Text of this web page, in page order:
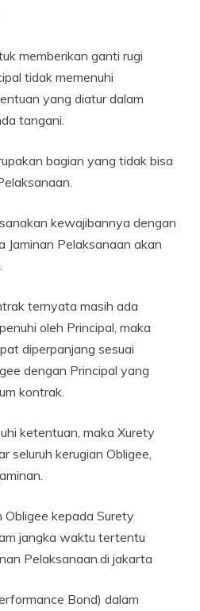
memberikan ganti rugi
tidak memenuhi
yang diatur dalam
tangani.
bagian yang tidak bisa
kewajibannya dengan
Jaminan Pelaksanaan akan
ternyata masih ada
oleh Principal, maka
diperpanjang sesuai
dengan Principal yang
kontrak.
ketentuan, maka Xurety
seluruh kerugian Obligee,
Obligee kepada Surety
jangka waktu tertentu
Pelaksanaan.di jakarta
Bond) dalam